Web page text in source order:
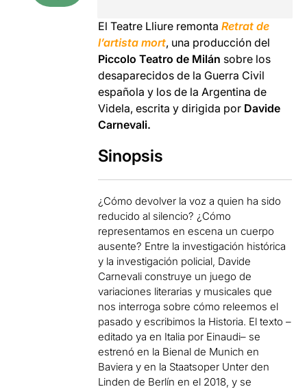
El Teatre Lliure remontaRetrat de
l’artista mort, una producción del
Piccolo Teatro de Milán sobre los
desaparecidos de la Guerra Civil
española y los de la Argentina de
Videla, escrita y dirigida por Davide
Carnevali.
Sinopsis
¿Cómo devolver la voz a quien ha sido
reducido al silencio? ¿Cómo
representamos en escena un cuerpo
ausente? Entre la investigación histórica
y la investigación policial, Davide
Carnevali construye un juego de
variaciones literarias y musicales que
nos interroga sobre cómo releemos el
pasado y escribimos la Historia. El texto –
editado ya en Italia por Einaudi– se
estrenó en la Bienal de Munich en
Baviera y en la Staatsoper Unter den
Linden de Berlín en el 2018, y se